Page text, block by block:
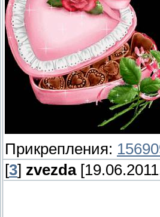
Прикрепления:
[3] zvezda